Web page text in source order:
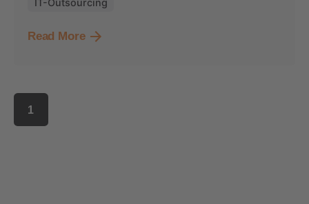
IT-Outsourcing
Read More
1